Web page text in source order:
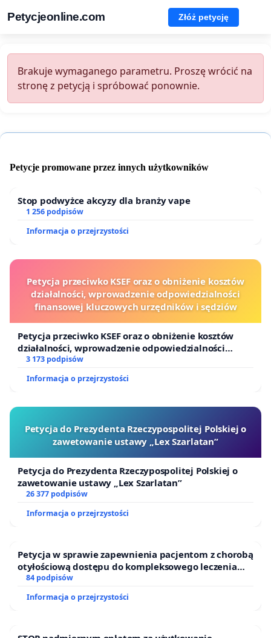
Petycjeonline.com Złóż petycję
Brakuje wymaganego parametru. Proszę wrócić na
stronę z petycją i spróbować ponownie.
Petycje promowane przez innych użytkowników
Stop podwyżce akcyzy dla branży vape
1 256 podpisów
Informacja o przejrzystości
Petycja przeciwko KSEF oraz o obniżenie kosztów
działalności, wprowadzenie odpowiedzialności
finansowej kluczowych urzędników i sędziów
Petycja przeciwko KSEF oraz o obniżenie kosztów
działalności, wprowadzenie odpowiedzialności
finansowej kluczowych urzędników i sędziów
3 173 podpisów
Informacja o przejrzystości
Petycja do Prezydenta Rzeczypospolitej Polskiej o
zawetowanie ustawy „Lex Szarlatan”
Petycja do Prezydenta Rzeczypospolitej Polskiej o
zawetowanie ustawy „Lex Szarlatan”
26 377 podpisów
Informacja o przejrzystości
Petycja w sprawie zapewnienia pacjentom z chorobą
otyłościową dostępu do kompleksowego leczenia
oraz programów profilaktycznych.
84 podpisów
Informacja o przejrzystości